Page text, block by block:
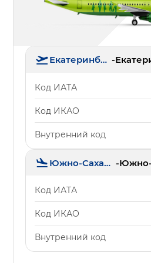
Екатеринбург -
Код ИАТА
Код ИКАО
Внутренний код
Южно-Сахалинск -
Код ИАТА
Код ИКАО
Внутренний код